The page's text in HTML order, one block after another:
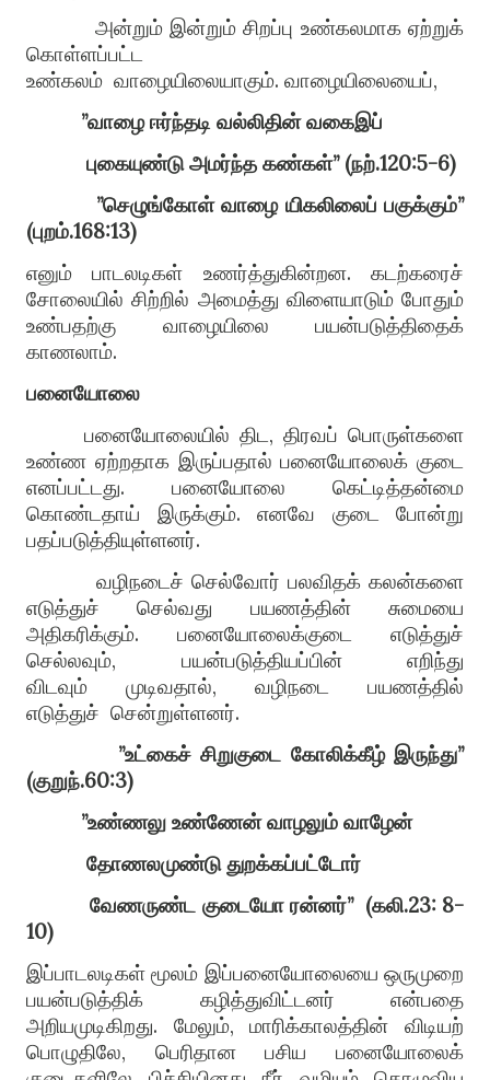
அன்றும் இன்றும் சிறப்பு உண்கலமாக ஏற்றுக்
கொள்ளப்பட்ட
உண்கலம் வாழையிலையாகும். வாழையிலையைப்,
”வாழை ஈர்ந்தடி வல்லிதின் வகைஇப்
புகையுண்டு அமர்ந்த கண்கள்” (நற்.120:5-6)
”செழுங்கோள் வாழை யிகலிலைப் பகுக்கும்”
(புறம்.168:13)
எனும் பாடலடிகள் உணர்த்துகின்றன.கடற்கரைச்
சோலையில் சிற்றில் அமைத்து விளையாடும் போதும்
உண்பதற்கு வாழையிலை பயன்படுத்திதைக்
காணலாம்.
பனையோலை
பனையோலையில் திட,திரவப்பொருள்களை
உண்ண ஏற்றதாக இருப்பதால் பனையோலைக் குடை
எனப்பட்டது. பனையோலை கெட்டித்தன்மை
கொண்டதாய் இருக்கும். எனவே குடை போன்று
பதப்படுத்தியுள்ளனர்.
வழிநடைச் செல்வோர் பலவிதக் கலன்களை
எடுத்துச் செல்வது பயணத்தின் சுமையை
அதிகரிக்கும். பனையோலைக்குடை எடுத்துச்
செல்லவும், பயன்படுத்தியப்பின் எறிந்து
விடவும் முடிவதால், வழிநடை பயணத்தில்
எடுத்துச் சென்றுள்ளனர்.
”உட்கைச் சிறுகுடை கோலிக்கீழ் இருந்து”
(குறுந்.60:3)
”உண்ணலு உண்ணேன் வாழலும் வாழேன்
தோணலமுண்டு துறக்கப்பட்டோர்
வேணருண்ட குடையோ ரன்னர்” (கலி.23: 8-
10)
இப்பாடலடிகள் மூலம் இப்பனையோலையை ஒருமுறை
பயன்படுத்திக் கழித்துவிட்டனர் என்பதை
அறியமுடிகிறது. மேலும்,மாரிக்காலத்தின் விடியற்
பொழுதிலே, பெரிதான பசிய பனையோலைக்